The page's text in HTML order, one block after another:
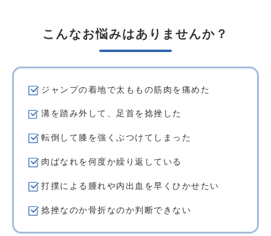
こんなお悩みはありませんか？
ジャンプの着地で太ももの筋肉を痛めた
溝を踏み外して、足首を捻挫した
転倒して膝を強くぶつけてしまった
肉ばなれを何度か繰り返している
打撲による腫れや内出血を早くひかせたい
捻挫なのか骨折なのか判断できない